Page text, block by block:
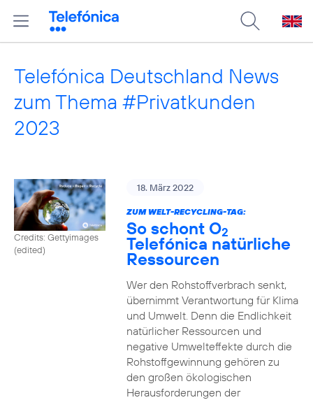
Telefónica Deutschland News
zum Thema #Privatkunden
2023
Credits: Gettyimages
(edited)
18. März 2022
ZUM WELT-RECYCLING-TAG:
So schont O2
Telefónica natürliche
Ressourcen
Wer den Rohstoffverbrach senkt,
übernimmt Verantwortung für Klima
und Umwelt. Denn die Endlichkeit
natürlicher Ressourcen und
negative Umwelteffekte durch die
Rohstoffgewinnung gehören zu
den großen ökologischen
Herausforderungen der